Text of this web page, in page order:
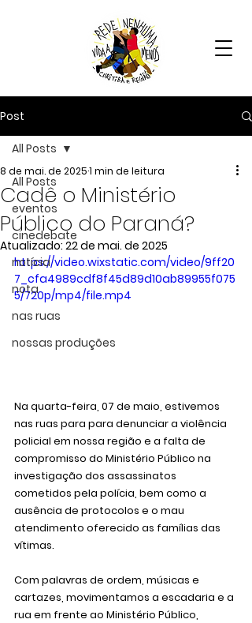
Post
All Posts
eventos
cinedebate
notícia
nota
nas ruas
nossas produções
All Posts
Cadê o Ministério
Público do Paraná?
8 de mai. de 20251 min de leitura
Atualizado: 22 de mai. de 2025
https://video.wixstatic.com/video/9ff20
7_cfa4989cdf8f45d89d10ab89955f075
5/720p/mp4/file.mp4
Na quarta-feira, 07 de maio, estivemos
nas ruas para para denunciar a violência
policial em nossa região e a falta de
compromisso do Ministério Público na
investigação dos assassinatos
cometidos pela polícia, bem como a
ausência de protocolos e o mau
atendimento oferecido as famílias das
vítimas.
Com palavras de ordem, músicas e
cartazes, movimentamos a escadaria e a
rua em frente ao Ministério Público,